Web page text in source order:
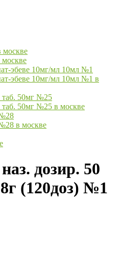
москве
эбеве 10мг/мл 10мл №1
эбеве 10мг/мл 10мл №1 в
таб. 50мг №25
50мг №25 в москве
в москве
дозир. 50
(120доз) №1